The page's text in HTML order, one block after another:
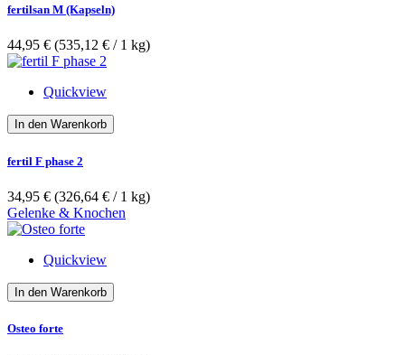
fertilsan M (Kapseln)
44,95 € (535,12 €­ / 1 kg)
Quickview
In den Warenkorb
fertil F phase 2
34,95 € (326,64 €­ / 1 kg)
Gelenke & Knochen
Quickview
In den Warenkorb
Osteo forte